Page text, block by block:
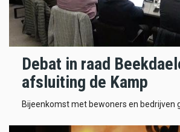
Debat in raad
afsluiting de Kamp
Bijeenkomst met bewoners en bedrijven